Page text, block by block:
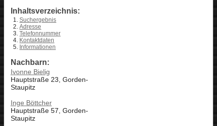
Inhaltsverzeichnis:
Suchergebnis
Adresse
Telefonnummer
Kontaktdaten
Informationen
Nachbarn:
Ivonne Bielig
Hauptstraße 23, Gorden-
Staupitz
Inge Böttcher
Hauptstraße 57, Gorden-
Staupitz